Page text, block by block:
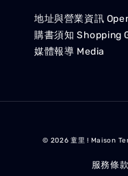
地址與營業資訊
購書須知 Shopping
媒體報導 Media
© 2026 童里 ! Maison
服務條款